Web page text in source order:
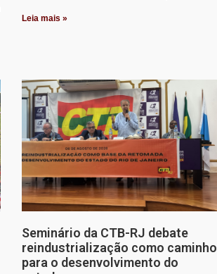
Leia mais »
Seminário da CTB-RJ debate
reindustrialização como caminho
para o desenvolvimento do